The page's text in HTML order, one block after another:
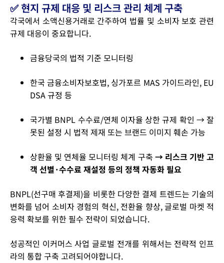
✅ 현지 규제 대응 및 리스크 관리 체계 구축
각국에서 소액신용거래로 간주하여 법률 및 소비자 보호 관련
규제 대응이 중요합니다.
금융당국의 법적 기준 모니터링
한국 금융소비자보호법, 싱가포르 MAS 가이드라인, EU
DSA 규정 등
국가별 BNPL 수수료/연체 이자율 상한 규제 확인 → 잘
못된 설정 시 법적 제재 또는 브랜드 이미지 훼손 가능
상환율 및 연체율 모니터링 체계 구축 → 리스크 기반 고
객 선별·수수료 재설정 등의 정책 자동화 필요
BNPL(선구매 후결제)을 비롯한 다양한 결제 트렌드는 기술의
변화를 넘어 소비자 경험의 혁신, 전환율 향상, 글로벌 마켓 적
응력 확보를 위한 필수 전략이 되었습니다.
성공적인 이커머스 사업 글로벌 전개를 위해서는 전략적 인프
라의 통합 구축 고려되어야합니다.